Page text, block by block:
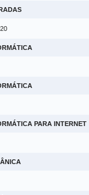
PARA INTERNET